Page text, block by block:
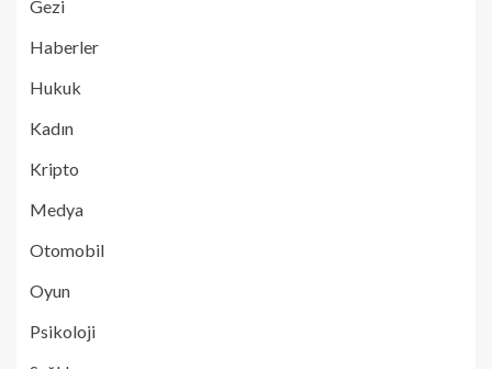
Gezi
Haberler
Hukuk
Kadın
Kripto
Medya
Otomobil
Oyun
Psikoloji